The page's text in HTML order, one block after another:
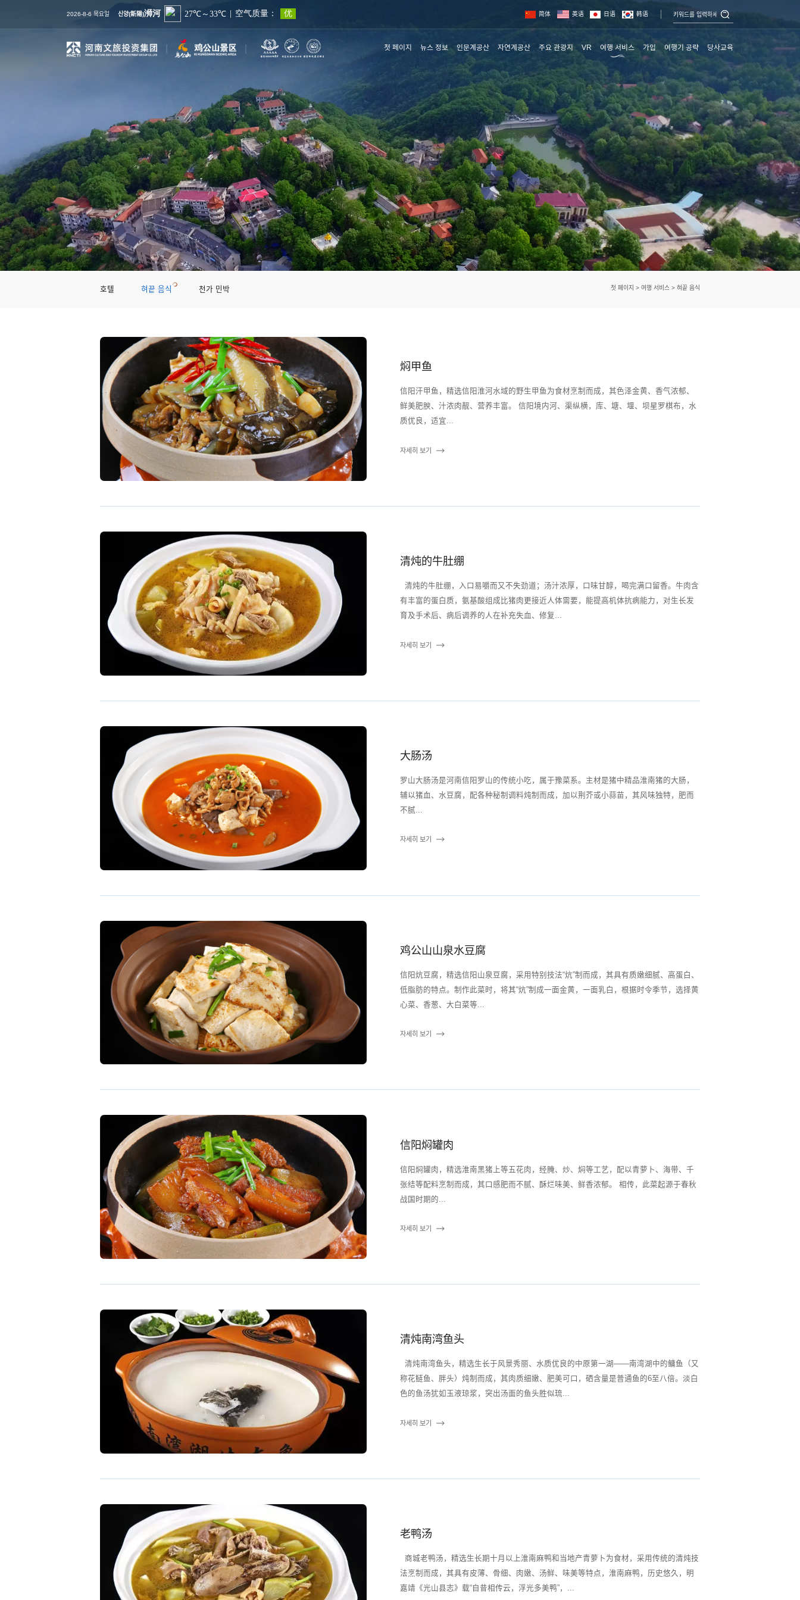
2026-8-6 목요일 신양(新陽) 简体 英语 日语 韩语
첫 페이지 뉴스 정보 인문계공산 자연계공산 주요 관광지 VR 여행 서비스 가입 여행기 공략 당사교육
첫 페이지 > 여행 서비스 > 혀끝 음식
호텔 혀끝 음식 천가 민박
焖甲鱼
信阳汗甲鱼，精选信阳淮河水域的野生甲鱼为食材烹制而成，其色泽金黄、香气浓郁、
鲜美肥腴、汁浓肉靓、营养丰富。 信阳境内河、渠纵横，库、塘、堰、坝星罗棋布，水
质优良，适宜...
자세히 보기
清炖的牛肚绷
有丰富的蛋白质，氨基酸组成比猪肉更接近人体需要，能提高机体抗病能力，对生长发
育及手术后、病后调养的人在补充失血、修复...
자세히 보기
大肠汤
罗山大肠汤是河南信阳罗山的传统小吃，属于豫菜系。主材是猪中精品淮南猪的大肠，
辅以猪血、水豆腐，配各种秘制调料炖制而成，加以荆芥或小蒜苗，其风味独特，肥而
不腻...
자세히 보기
鸡公山山泉水豆腐
信阳炕豆腐，精选信阳山泉豆腐，采用特别技法“炕”制而成，其具有质嫩细腻、高蛋白、
低脂肪的特点。制作此菜时，将其“炕”制成一面金黄，一面乳白，根据时令季节，选择黄
心菜、香葱、大白菜等...
자세히 보기
信阳焖罐肉
信阳焖罐肉，精选淮南黑猪上等五花肉，经腌、炒、焖等工艺，配以青萝卜、海带、千
张结等配料烹制而成，其口感肥而不腻、酥烂味美、鲜香浓郁。 相传，此菜起源于春秋
战国时期的...
자세히 보기
清炖南湾鱼头
清炖南湾鱼头，精选生长于风景秀丽、水质优良的中原第一湖——南湾湖中的鳙鱼（又
称花鲢鱼、胖头）炖制而成，其肉质细嫩、肥美可口，硒含量是普通鱼的6至八倍。淡白
色的鱼汤犹如玉液琼浆，突出汤面的鱼头胜似琉...
자세히 보기
老鸭汤
商城老鸭汤，精选生长期十月以上淮南麻鸭和当地产青萝卜为食材，采用传统的清炖技
法烹制而成，其具有皮薄、骨细、肉嫩、汤鲜、味美等特点，淮南麻鸭，历史悠久，明
嘉靖《光山县志》载“自昔相传云，浮光多美鸭”，...